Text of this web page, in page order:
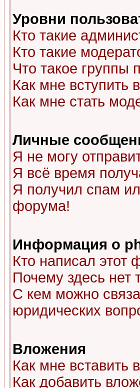
Уровни
Кто такие
Кто такие
Что такое группы
Как мне вступить
Как мне стать
Личные
Я не могу
Я всё время
Я получил спам
форума!
Информация о
Кто написал этот
Почему здесь нет
С кем можно
юридических
Вложения
Как мне вставить
Как добавить